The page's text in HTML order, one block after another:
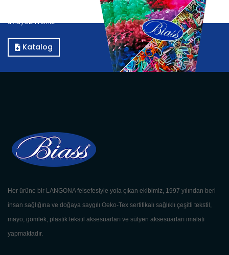
Kataloğumuzu görüntülemek için E-Katalog butonuna
tıklayabilirsiniz.
Katalog
Her ürüne bir LANGONA felsefesiyle yola çıkan ekibimiz, 1997 yılından beri
insan sağlığına ve doğaya saygılı Oeko-Tex sertifikalı sağlıklı çeşitli tekstil,
mayo, gömlek, plastik tekstil aksesuarları ve sütyen aksesuarları imalatı
yapmaktadır.